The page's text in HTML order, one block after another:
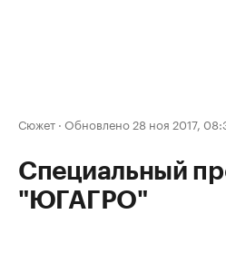
Сюжет · Обновлено 28 ноя 2017,
Специальный
"ЮГАГРО"